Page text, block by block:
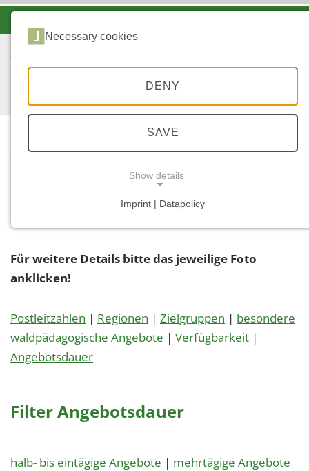
START ...
Für weitere Details bitte das jeweilige Foto
anklicken!
Postleitzahlen | Regionen | Zielgruppen | besondere
waldpädagogische Angebote | Verfügbarkeit |
Angebotsdauer
Filter Angebotsdauer
halb- bis eintägige Angebote | mehrtägige Angebote
Necessary cookies
DENY
SAVE
Show details
Imprint | Datapolicy